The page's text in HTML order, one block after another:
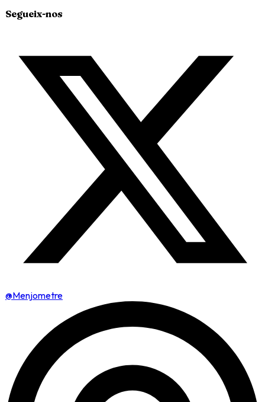
Segueix-nos
@Menjometre